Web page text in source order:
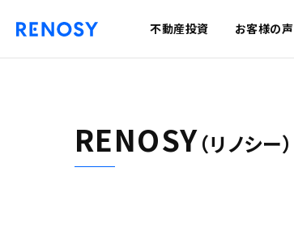
不動産投資 お客様の声
RENOSY（リノシー）